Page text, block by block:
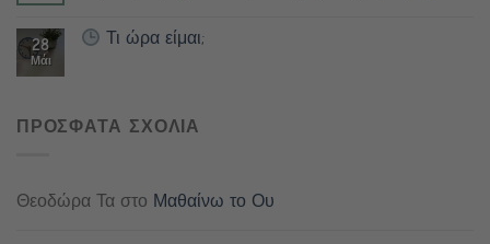
28
Μάι
Τι ώρα είμαι;
ΠΡΟΣΦΑΤΑ ΣΧΟΛΙΑ
Θεοδώρα Τα στο Μαθαίνω το Ου